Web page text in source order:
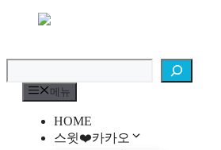
건
메뉴
HOME
스윗❤️카카오